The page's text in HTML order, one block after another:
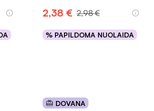
universalios ir tinkamos tiek namuose,
2,38 € 2,98 €
% PAPILDOMA NUOLAIDA
Į krepšelį
DOVANA